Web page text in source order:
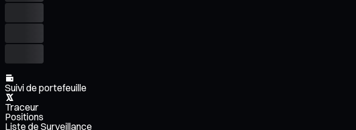
Suivi de portefeuille
Traceur
Positions
Liste de Surveillance